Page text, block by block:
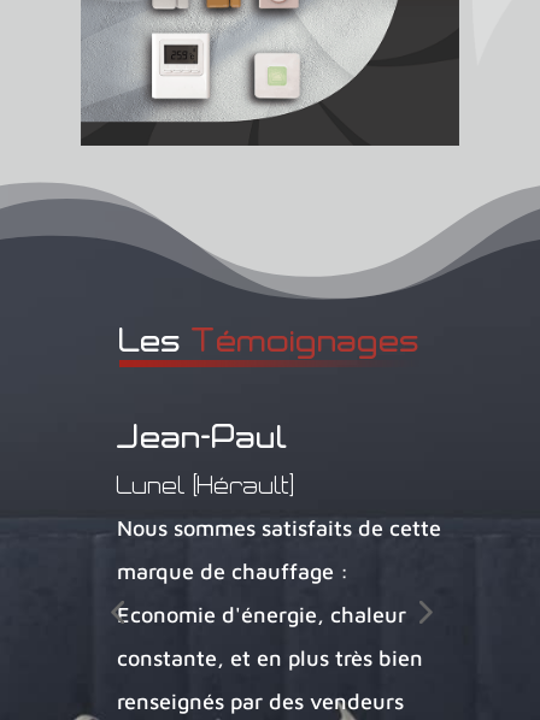
Les Témoignages
Jean-Paul
Lunel (Hérault)
Nous sommes satisfaits de cette
marque de chauffage :
Economie d'énergie, chaleur
constante, et en plus très bien
renseignés par des vendeurs